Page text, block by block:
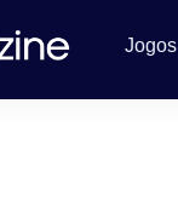
Jogos